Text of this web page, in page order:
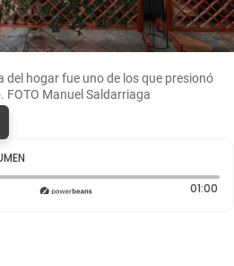
del hogar fue uno de los que presionó
FOTO Manuel Saldarriaga
0 segundos 01:00